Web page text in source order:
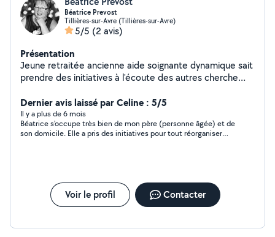
Béatrice Prevost
Tillières-sur-Avre (Tillières-sur-Avre)
5/5 (2 avis)
Présentation
Jeune retraitée ancienne aide soignante dynamique sait
prendre des initiatives à l'écoute des autres cherche
Dernier avis laissé par Celine : 5/5
Il y a plus de 6 mois
Béatrice s'occupe très bien de mon père (personne âgée) et de
son domicile. Elle a pris des initiatives pour tout réorganiser
extrêmement soulagée de la savoir auprès de mon père
plusieurs fois par semaine. Toute ma famille est d'accord avec
moi. Je vous la recommande sans hésiter!
Voir le profil Contacter